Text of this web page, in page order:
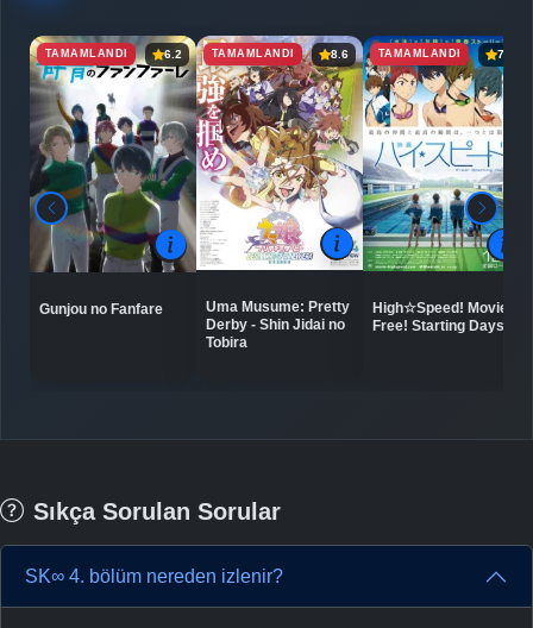
TAMAMLANDI 6.2
Gunjou no Fanfare
TAMAMLANDI 8.6
Uma Musume: Pretty
Derby - Shin Jidai no
Tobira
TAMAMLANDI 7.9
High☆Speed! Movie:
Free! Starting Days
Sıkça Sorulan Sorular
SK∞ 4. bölüm nereden izlenir?